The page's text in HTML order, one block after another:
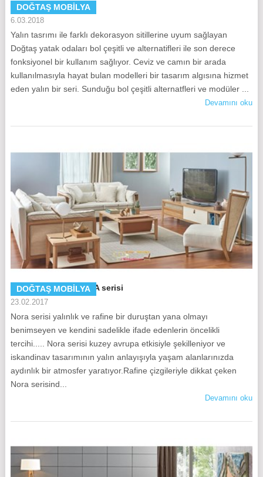
DOĞTAŞ MOBILYA
Doğtaş Yatak Odaları
6.03.2018
Yalın tasrımı ile farklı dekorasyon sitillerine uyum sağlayan
Doğtaş yatak odaları bol çeşitli ve alternatifleri ile son derece
fonksiyonel bir kullanım sağlıyor. Ceviz ve camın bir arada
kullanılmasıyla hayat bulan modelleri bir tasarım algısına hizmet
eden yalın bir seri. Sunduğu bol çeşitli alternatfleri ve modüler ...
Devamını oku
DOĞTAŞ MOBILYA
Doğtaş Mobilya NORA serisi
23.02.2017
Nora serisi yalınlık ve rafine bir duruştan yana olmayı
benimseyen ve kendini sadelikle ifade edenlerin öncelikli
tercihi..... Nora serisi kuzey avrupa etkisiyle şekilleniyor ve
iskandinav tasarımının yalın anlayışıyla yaşam alanlarınızda
aydınlık bir atmosfer yaratıyor.Rafine çizgileriyle dikkat çeken
Nora serisind...
Devamını oku